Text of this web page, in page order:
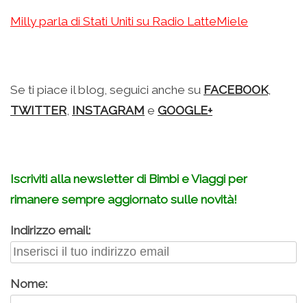
Milly parla di Stati Uniti su Radio LatteMiele
Se ti piace il blog, seguici anche su FACEBOOK,
TWITTER INSTAGRAM e GOOGLE+
Iscriviti alla newsletter di Bimbi e Viaggi per
rimanere sempre aggiornato sulle novità!
Indirizzo email:
Nome: